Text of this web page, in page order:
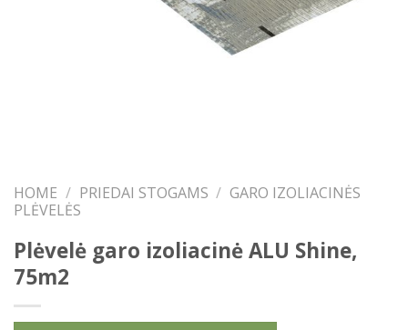
HOME / PRIEDAI STOGAMS / GARO IZOLIACINĖS
PLĖVELĖS
Plėvelė garo izoliacinė ALU Shine,
75m2